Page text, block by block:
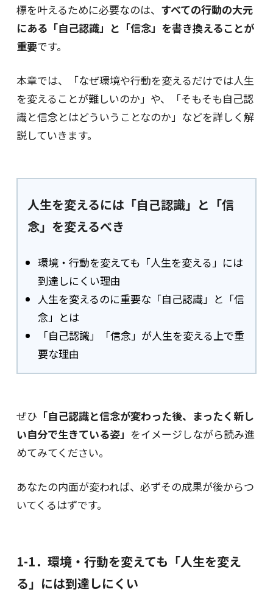
標を叶えるために必要なのは、 すべての行動の大元
にある「自己認識」と「信念」を書き換えることが
重要です。
本章では、「なぜ環境や行動を変えるだけでは人生
を変えることが難しいのか」や、「そもそも自己認
識と信念とはどういうことなのか」などを詳しく解
説していきます。
人生を変えるには「自己認識」と「信
念」を変えるべき
環境・行動を変えても「人生を変える」には
到達しにくい理由
人生を変えるのに重要な「自己認識」と「信
念」とは
「自己認識」「信念」が人生を変える上で重
要な理由
ぜひ 「自己認識と信念が変わった後、まったく新し
い自分で生きている姿」 をイメージしながら読み進
めてみてください。
あなたの内面が変われば、必ずその成果が後からつ
いてくるはずです。
1-1．環境・行動を変えても「人生を変え
る」には到達しにくい